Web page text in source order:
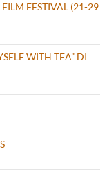
FESTIVAL (21-29
WITH TEA” DI